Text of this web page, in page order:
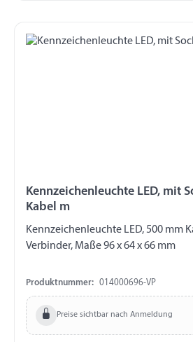
Kennzeichenleuchte LED, mit
Kabel m
Kennzeichenleuchte LED, 500 mm
Verbinder, Maße 96 x 64 x 66 mm
Produktnummer: 014000696-VP
Preise sichtbar nach Anmeldung